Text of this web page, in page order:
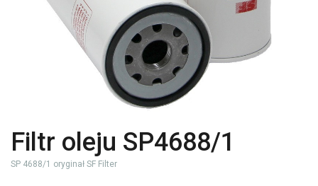
Filtr oleju SP4688/1
SP 4688/1 oryginał SF Filter